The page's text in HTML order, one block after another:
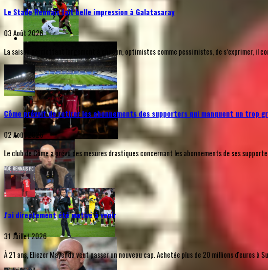
Le Stade Rennais fait belle impression à Galatasaray
03 Août 2026
La saison permettant largement à chacun, optimistes comme pessimistes, de s’exprimer, il
Côme prévoit de retirer les abonnements des supporters qui manquent un trop
02 Août 2026
Le club de Côme a prévu des mesures drastiques concernant les abonnements de ses
J'ai directement été motivé à venir
31 Juillet 2026
À 21 ans, Eliezer Mayenda veut passer un nouveau cap. Achetée plus de 20 millions d'euros